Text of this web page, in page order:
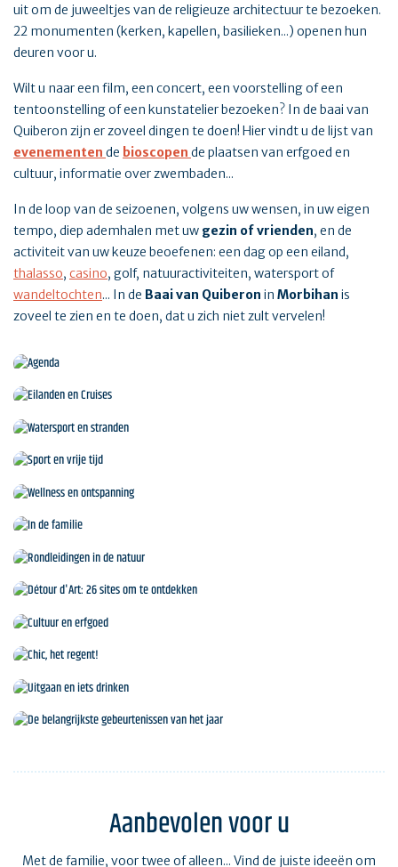
uit om de juweeltjes van de religieuze architectuur te bezoeken.
22 monumenten (kerken, kapellen, basilieken...) openen hun
deuren voor u.
Wilt u naar een film, een concert, een voorstelling of een
tentoonstelling of een kunstatelier bezoeken? In de baai van
Quiberon zijn er zoveel dingen te doen! Hier vindt u de lijst van
evenementen de bioscopen de plaatsen van erfgoed en
cultuur, informatie over zwembaden...
In de loop van de seizoenen, volgens uw wensen, in uw eigen
tempo, diep ademhalen met uw gezin of vrienden, en de
activiteit van uw keuze beoefenen: een dag op een eiland,
thalasso, casino, golf, natuuractiviteiten, watersport of
wandeltochten... In de Baai van Quiberon in Morbihan is
zoveel te zien en te doen, dat u zich niet zult vervelen!
Rondleidingen in de natuur
Détour d'Art: 26 sites om te ontdekken
Uitgaan en iets drinken
Aanbevolen voor u
Met de familie, voor twee of alleen... Vind de juiste ideeën om